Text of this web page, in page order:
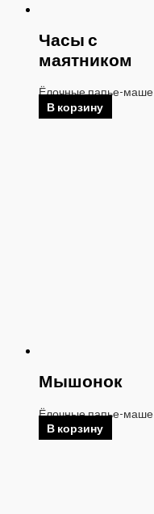
Часы с
маятником
Ёлочные папье-маше
В корзину
Мышонок
Ёлочные папье-маше
В корзину